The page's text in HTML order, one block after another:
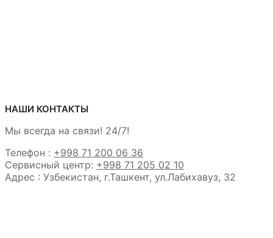
НАШИ КОНТАКТЫ
Мы всегда на связи! 24/7!
Телефон : +998 71 200 06 36
Сервисный центр: +998 71 205 02 10
Адрес : Узбекистан, г.Ташкент, ул.Лабихавуз, 32